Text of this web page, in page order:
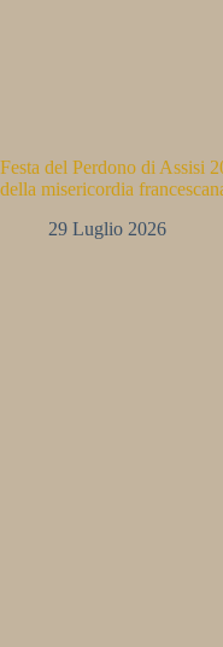
Festa del Perdono di Assisi
della misericordia
29 Luglio 2026